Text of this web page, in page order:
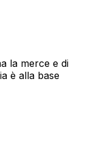
la merce e di
è alla base